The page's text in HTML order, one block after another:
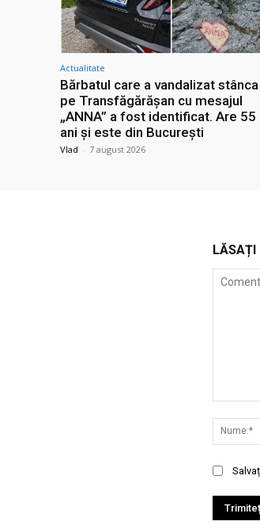
Actualitate
Bărbatul care a vandalizat
pe Transfăgărășan cu mesajul
„ANNA” a fost identificat. Are 55
ani și este din București
Vlad - 7 august 2026
LĂSAȚI